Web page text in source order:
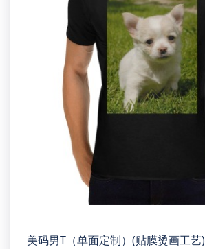
美码男T（单面定制）(贴膜烫画工艺)